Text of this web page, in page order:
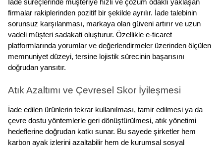
İade süreçlerinde müşteriye hızlı ve çözüm odaklı yaklaşan
firmalar rakiplerinden pozitif bir şekilde ayrılır. İade talebinin
sorunsuz karşılanması, markaya olan güveni artırır ve uzun
vadeli müşteri sadakati oluşturur. Özellikle e-ticaret
platformlarında yorumlar ve değerlendirmeler üzerinden ölçülen
memnuniyet düzeyi, tersine lojistik sürecinin başarısını
doğrudan yansıtır.
Atık Azaltımı ve Çevresel Skor İyileşmesi
İade edilen ürünlerin tekrar kullanılması, tamir edilmesi ya da
çevre dostu yöntemlerle geri dönüştürülmesi, atık yönetimi
hedeflerine doğrudan katkı sunar. Bu sayede şirketler hem
karbon ayak izlerini azaltabilir hem de kurumsal sosyal